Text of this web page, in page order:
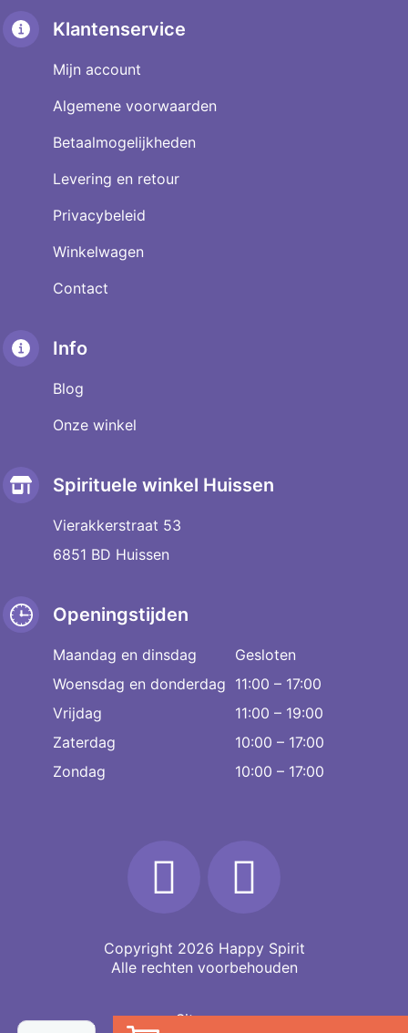
Klantenservice
Mijn account
Algemene voorwaarden
Betaalmogelijkheden
Levering en retour
Privacybeleid
Winkelwagen
Contact
Info
Blog
Onze winkel
Spirituele winkel Huissen
Vierakkerstraat 53
6851 BD Huissen
Openingstijden
Maandag en dinsdag
Gesloten
Woensdag en donderdag 11:00 – 17:00
Vrijdag
11:00 – 19:00
Zaterdag
10:00 – 17:00
Zondag
10:00 – 17:00
Copyright 2026 Happy Spirit
Alle rechten voorbehouden
Sitemap